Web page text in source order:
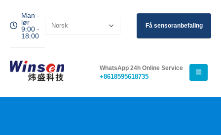
Man -
lør
9:00 -
18:00
Få sensoranbefaling
WhatsApp 24h Online Service
+8618595618735